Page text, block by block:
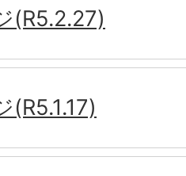
(R5.2.27)
(R5.1.17)